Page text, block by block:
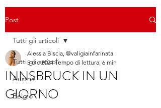
Post
Tutti gli articoli
Austria
Belgio
Tutti gli articoli
INNSBRUCK IN UN
GIORNO
Alessia Biscia, @valigiainfarinata
5 dic 2024 Tempo di lettura: 6 min